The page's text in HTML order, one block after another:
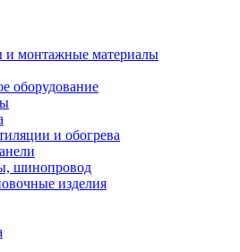
и монтажные материалы
оборудование
и обогрева
шинопровод
изделия